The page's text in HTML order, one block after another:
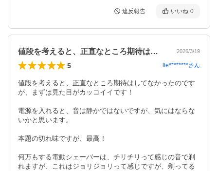
違反報告 いいね 0
値段を考えると、正直なところ期待はして… 2026/3/19
5 lte********さん
値段を考えると、正直なところ期待はしてなかったのです
が、まずは見た目がカッコイイです！
電源を入れると、音は静かではないですが、気にはならな
いかと思います。
本題の切れ味ですが、最高！
何万もする電動シェーバーは、チリチリって感じの音で剃
れますが、これはジョリジョリって感じですが、剃ってる